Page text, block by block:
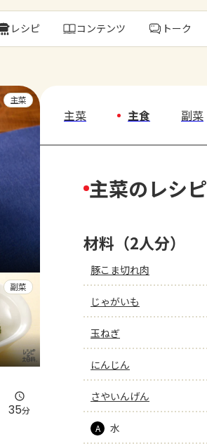
レシピ コンテンツ トーク
主菜
副菜
35分
主菜 主食 副菜
主菜のレシピ
材料（2人分）
豚こま切れ肉
じゃがいも
玉ねぎ
にんじん
さやいんげん
A 水